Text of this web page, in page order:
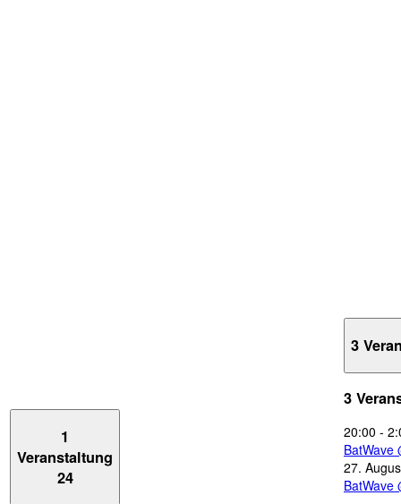
1
Veranstaltung
24
3
3
20:00 -
BatWave
27.
BatWave